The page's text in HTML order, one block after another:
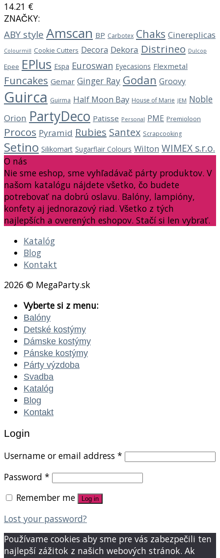
14.21 €
ZNAČKY:
ABY style Amscan BP Carbotex Chaks Cinereplicas
Colourmill Cookie Cutters Decora Dekora Distrineo Dulcop
Epee EPlus Espa Euroswan Eyecasions Flexmetal
Funcakes Gemar Ginger Ray Godan Groovy
Guirca Guirma Half Moon Bay House of Marie JEM Noble
Orion PartyDeco Patisse Personal PME Premioloon
Procos Pyramid Rubies Santex Scrapcooking
Setino Silikomart Sugarflair Colours Wilton WIMEX s.r.o.
O nás
Nie sme eshop, sme vyhľadávač párty produktov. V
našom katalógu nájdete všetko, čo budete
potrebovať na dobrú oslavu. Balóny, lampióny,
konfety aj jednorazový riad. Všetko z tých
najlepších a overených eshopov. Stačí si len vybrať.
Katalóg
Blog
Kontakt
2026 © MegaParty.sk
Vyberte si z menu:
Balóny
Detské kostýmy
Dámske kostýmy
Pánske kostýmy
Párty výzdoba
Svadba
Katalóg
Blog
Kontakt
Login
Username or email address *
Password *
Remember me
Log in
Lost your password?
Používame cookies aby sme pre vás zabezpečili ten
najlepší zážitok z našich webových stránok. Ak